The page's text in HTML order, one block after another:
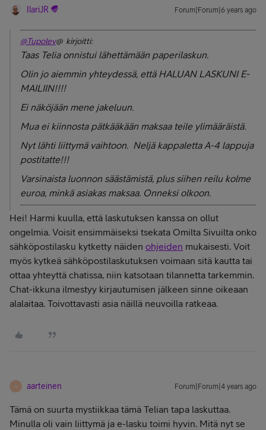
IlariJR Forum|Forum|6 years ago
@Tupolev@ kirjoitti:
Taas Telia onnistui lähettämään paperilaskun.
Olin jo aiemmin yhteydessä, että HALUAN LASKUNI E-
MAILIIN!!!!
Ei näköjään mene jakeluun.
Mua ei kiinnosta pätkääkään maksaa teile ylimääräistä.
Nyt lähti liittymä vaihtoon. Neljä kappaletta A-4 lappuja
postitatte!!!
Varsinaista luonnon säästämistä, plus siihen reilu kolme
euroa, minkä asiakas maksaa. Onneksi olkoon.
Hei! Harmi kuulla, että laskutuksen kanssa on ollut
ongelmia. Voisit ensimmäiseksi tsekata Omilta Sivuilta onko
sähköpostilasku kytketty näiden ohjeiden mukaisesti. Voit
myös kytkeä sähköpostilaskutuksen voimaan sitä kautta tai
ottaa yhteyttä chatissa, niin katsotaan tilannetta tarkemmin.
Chat-ikkuna ilmestyy kirjautumisen jälkeen sinne oikeaan
alalaitaa. Toivottavasti asia näillä neuvoilla ratkeaa.
A aarteinen Forum|Forum|4 years ago
Tämä on suurta mystiikkaa tämä Telian tapa laskuttaa.
Minulla oli vain liittymä ja e-lasku toimi hyvin. Mitä nyt se